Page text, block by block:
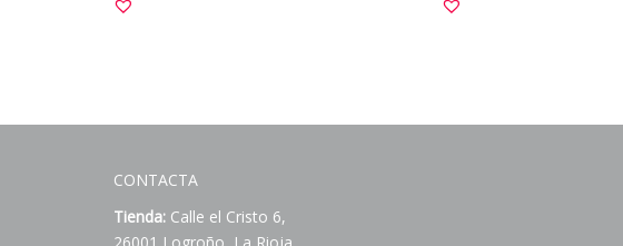
CONTACTA
Tienda: Calle el Cristo 6,